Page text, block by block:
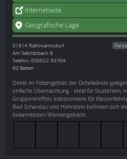
Internetseite
Geografische Lage
01814 Rathmannsdorf
Am Sebnitzbach 8
Telefon: 035022 50704
60 Betten
Direkt im Felsengebiet der Ochelwände
einfache Übernachtung - ideal für Studenten,
Gruppentreffen, insbesondere für
Bad Schandau und Hohnstein befinden sich
bekanntesten Wandergebiete.